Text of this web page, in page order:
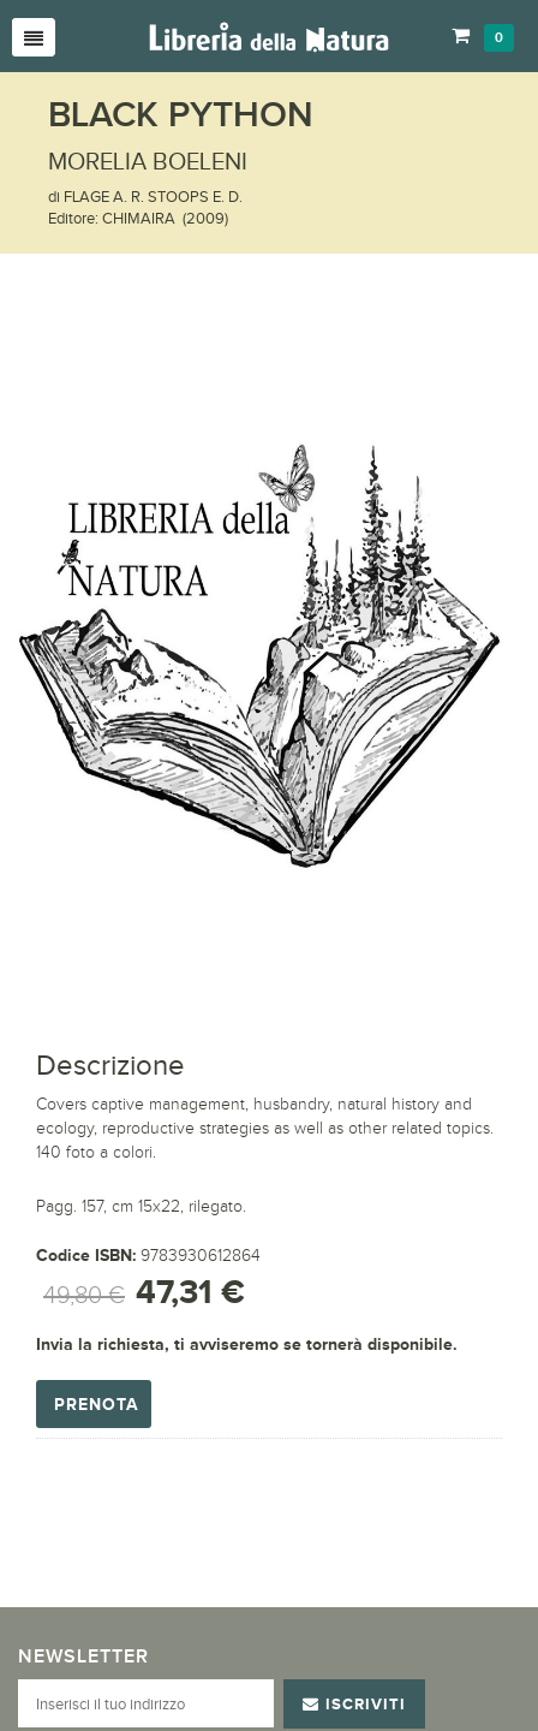
0
BLACK PYTHON
MORELIA BOELENI
di FLAGE A. R. STOOPS E. D.
Editore: CHIMAIRA (2009)
Descrizione
Covers captive management, husbandry, natural history and
ecology, reproductive strategies as well as other related topics.
140 foto a colori.
Pagg. 157, cm 15x22, rilegato.
Codice ISBN: 9783930612864
49,80 € 47,31 €
Invia la richiesta, ti avviseremo se tornerà disponibile.
PRENOTA
NEWSLETTER
ISCRIVITI